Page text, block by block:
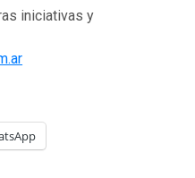
iniciativas y